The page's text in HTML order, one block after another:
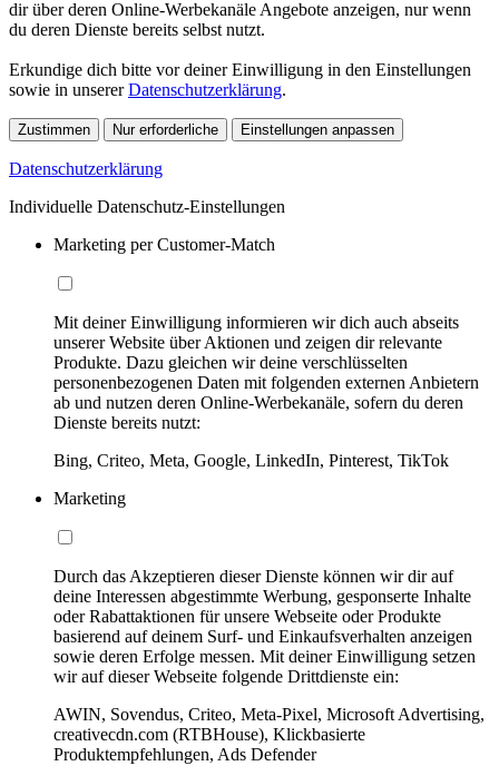
dir über deren Online-Werbekanäle Angebote anzeigen, nur wenn
du deren Dienste bereits selbst nutzt.
Erkundige dich bitte vor deiner Einwilligung in den Einstellungen
sowie in unsererDatenschutzerklärung.
Zustimmen Nur erforderliche Einstellungen anpassen
Datenschutzerklärung
Individuelle Datenschutz-Einstellungen
Marketing per Customer-Match
Mit deiner Einwilligung informieren wir dich auch abseits
unserer Website über Aktionen und zeigen dir relevante
Produkte. Dazu gleichen wir deine verschlüsselten
personenbezogenen Daten mit folgenden externen Anbietern
ab und nutzen deren Online-Werbekanäle, sofern du deren
Dienste bereits nutzt:
Bing, Criteo, Meta, Google, LinkedIn, Pinterest, TikTok
Marketing
Durch das Akzeptieren dieser Dienste können wir dir auf
deine Interessen abgestimmte Werbung, gesponserte Inhalte
oder Rabattaktionen für unsere Webseite oder Produkte
basierend auf deinem Surf- und Einkaufsverhalten anzeigen
sowie deren Erfolge messen. Mit deiner Einwilligung setzen
wir auf dieser Webseite folgende Drittdienste ein:
AWIN, Sovendus, Criteo, Meta-Pixel, Microsoft Advertising,
creativecdn.com (RTBHouse), Klickbasierte
Produktempfehlungen, Ads Defender